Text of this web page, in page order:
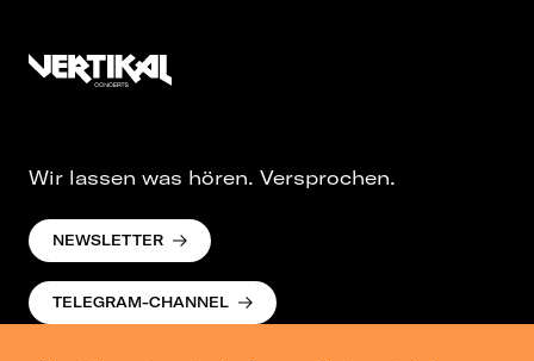
Wir lassen was hören. Versprochen.
NEWSLETTER
TELEGRAM-CHANNEL